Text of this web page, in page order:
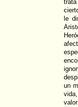
le
un